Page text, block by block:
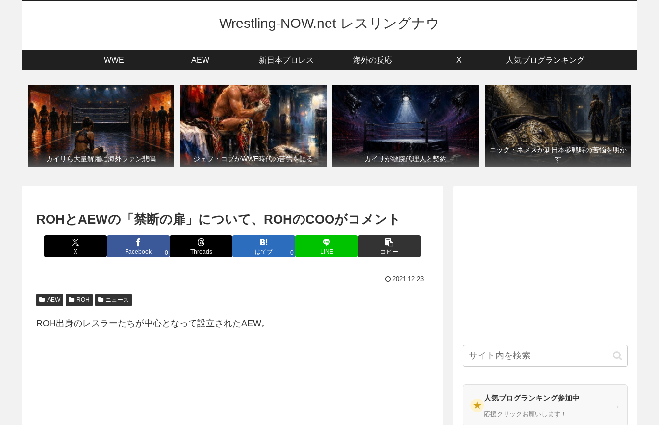
Wrestling-NOW.net レスリングナウ
WWE AEW 新日本プロレス 海外の反応 X 人気ブログランキング
カイリら大量解雇に海外ファン悲鳴 ジェフ・コブがWWE時代の苦労を語る カイリが敏腕代理人と契約
ニック・ネメスが新日本参戦時の苦悩を明か
す
ROHとAEWの「禁断の扉」について、ROHのCOOがコメント
X Facebook 0 Threads はてブ 0 LINE コピー
2021.12.23
AEW ROH ニュース
ROH出身のレスラーたちが中心となって設立されたAEW。
★
人気ブログランキング参加中
応援クリックお願いします！
→